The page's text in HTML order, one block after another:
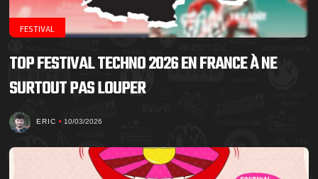
FESTIVAL
TOP FESTIVAL TECHNO 2026 EN FRANCE À NE
SURTOUT PAS LOUPER
ERIC 10/03/2026